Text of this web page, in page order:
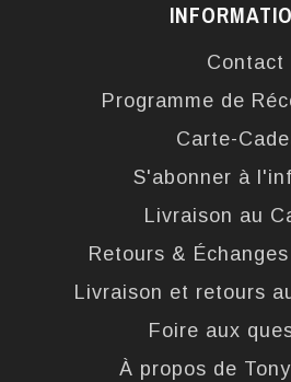
Contact
Programme de
Carte-
S'abonner à
Livraison au
Retours &
Livraison et retours
Foire aux
À propos de